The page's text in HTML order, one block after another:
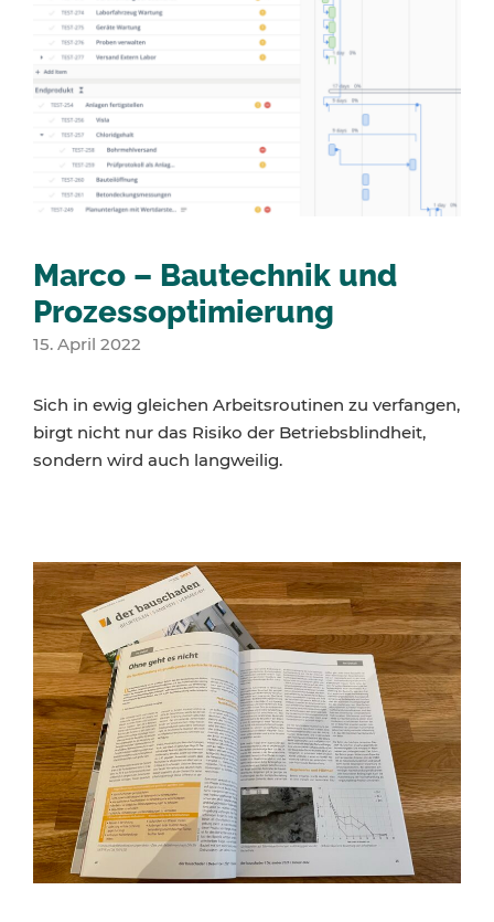
Marco – Bautechnik und
Prozessoptimierung
15. April 2022
Sich in ewig gleichen Arbeitsroutinen zu verfangen,
birgt nicht nur das Risiko der Betriebsblindheit,
sondern wird auch langweilig.